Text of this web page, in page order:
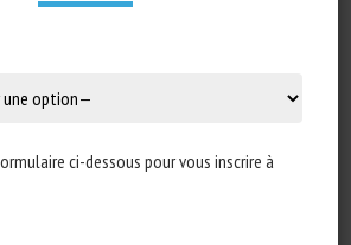
7 décembre 2022
ci-dessous pour vous inscrire à